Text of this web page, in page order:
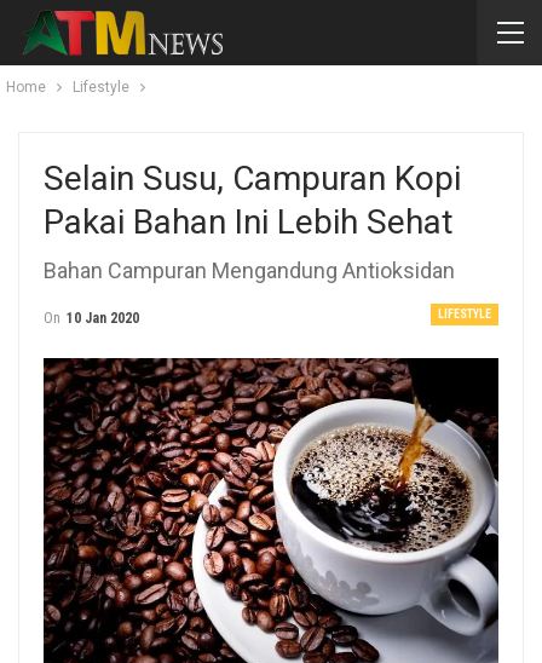
Home Lifestyle
Selain Susu, Campuran Kopi
Pakai Bahan Ini Lebih Sehat
Bahan Campuran Mengandung Antioksidan
LIFESTYLE
On 10 Jan 2020